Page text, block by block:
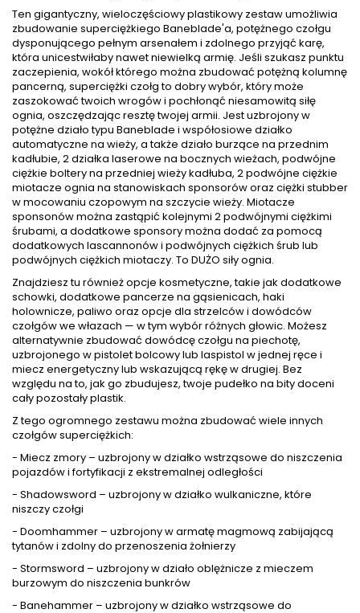
Ten gigantyczny, wieloczęściowy plastikowy zestaw umożliwia
zbudowanie superciężkiego Baneblade'a, potężnego czołgu
dysponującego pełnym arsenałem i zdolnego przyjąć karę,
która unicestwiłaby nawet niewielką armię. Jeśli szukasz punktu
zaczepienia, wokół którego można zbudować potężną kolumnę
pancerną, superciężki czołg to dobry wybór, który może
zaszokować twoich wrogów i pochłonąć niesamowitą siłę
ognia, oszczędzając resztę twojej armii. Jest uzbrojony w
potężne działo typu Baneblade i współosiowe działko
automatyczne na wieży, a także działo burzące na przednim
kadłubie, 2 działka laserowe na bocznych wieżach, podwójne
ciężkie boltery na przedniej wieży kadłuba, 2 podwójne ciężkie
miotacze ognia na stanowiskach sponsorów oraz ciężki stubber
w mocowaniu czopowym na szczycie wieży. Miotacze
sponsonów można zastąpić kolejnymi 2 podwójnymi ciężkimi
śrubami, a dodatkowe sponsory można dodać za pomocą
dodatkowych lascannonów i podwójnych ciężkich śrub lub
podwójnych ciężkich miotaczy. To DUŻO siły ognia.
Znajdziesz tu również opcje kosmetyczne, takie jak dodatkowe
schowki, dodatkowe pancerze na gąsienicach, haki
holownicze, paliwo oraz opcje dla strzelców i dowódców
czołgów we włazach — w tym wybór różnych głowic. Możesz
alternatywnie zbudować dowódcę czołgu na piechotę,
uzbrojonego w pistolet bolcowy lub laspistol w jednej ręce i
miecz energetyczny lub wskazującą rękę w drugiej. Bez
względu na to, jak go zbudujesz, twoje pudełko na bity doceni
cały pozostały plastik.
Z tego ogromnego zestawu można zbudować wiele innych
czołgów superciężkich:
- Miecz zmory – uzbrojony w działko wstrząsowe do niszczenia
pojazdów i fortyfikacji z ekstremalnej odległości
- Shadowsword – uzbrojony w działko wulkaniczne, które
niszczy czołgi
- Doomhammer – uzbrojony w armatę magmową zabijającą
tytanów i zdolny do przenoszenia żołnierzy
- Stormsword – uzbrojony w działo oblężnicze z mieczem
burzowym do niszczenia bunkrów
- Banehammer – uzbrojony w działko wstrząsowe do